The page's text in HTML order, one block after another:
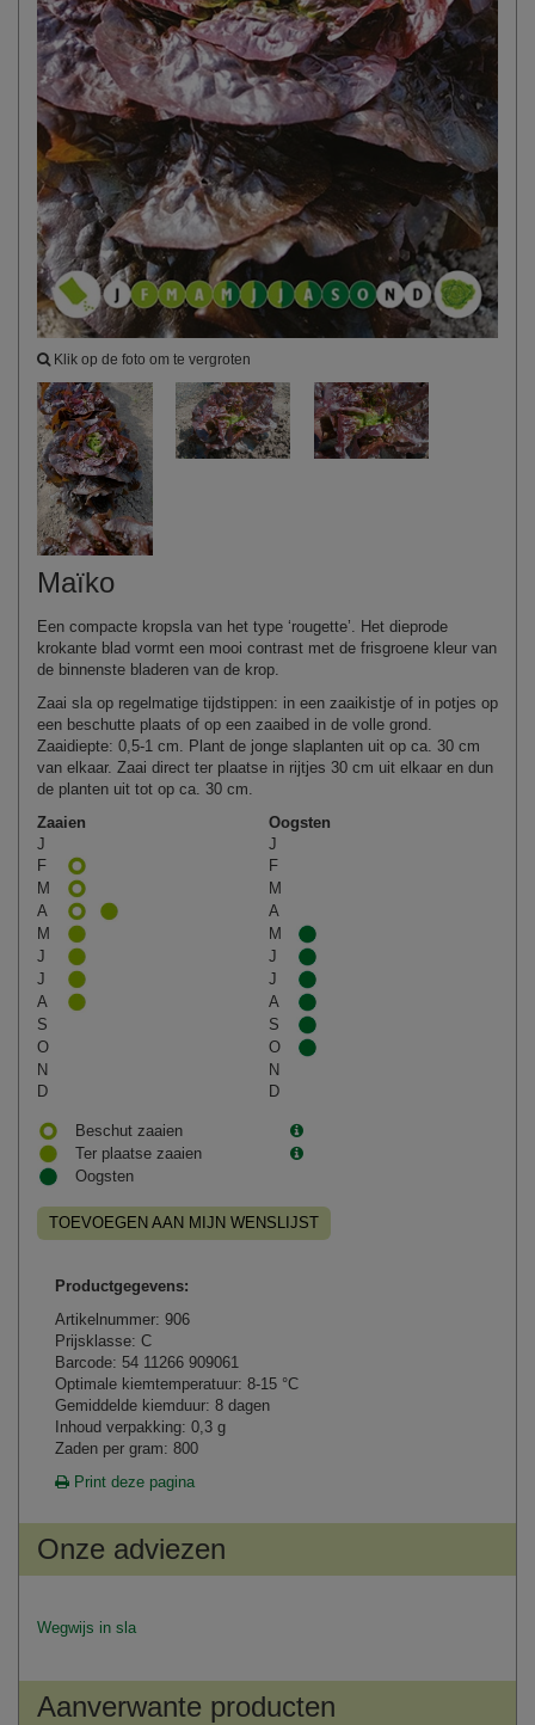
Klik op de foto om te vergroten
Maïko
Een compacte kropsla van het type ‘rougette’. Het dieprode
krokante blad vormt een mooi contrast met de frisgroene kleur van
de binnenste bladeren van de krop.
Zaai sla op regelmatige tijdstippen: in een zaaikistje of in potjes op
een beschutte plaats of op een zaaibed in de volle grond.
Zaaidiepte: 0,5-1 cm. Plant de jonge slaplanten uit op ca. 30 cm
van elkaar. Zaai direct ter plaatse in rijtjes 30 cm uit elkaar en dun
de planten uit tot op ca. 30 cm.
Zaaien
Oogsten
J
J
F
F
M
M
A
A
M
M
J
J
J
J
A
A
S
S
O
O
N
N
D
D
Beschut zaaien
Ter plaatse zaaien
Oogsten
TOEVOEGEN AAN MIJN WENSLIJST
Productgegevens:
Artikelnummer: 906
Prijsklasse: C
Barcode: 54 11266 909061
Optimale kiemtemperatuur: 8-15 °C
Gemiddelde kiemduur: 8 dagen
Inhoud verpakking: 0,3 g
Zaden per gram: 800
Print deze pagina
Onze adviezen
Wegwijs in sla
Aanverwante producten